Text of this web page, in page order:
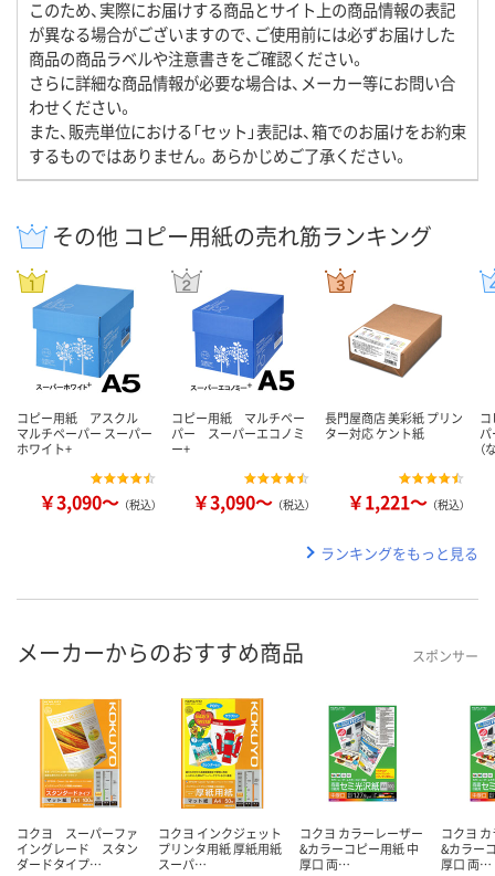
このため、実際にお届けする商品とサイト上の商品情報の表記
が異なる場合がございますので、ご使用前には必ずお届けした
商品の商品ラベルや注意書きをご確認ください。
さらに詳細な商品情報が必要な場合は、メーカー等にお問い合
わせください。
また、販売単位における「セット」表記は、箱でのお届けをお約束
するものではありません。あらかじめご了承ください。
その他 コピー用紙の売れ筋ランキング
コピー用紙 アスクル
マルチペーパー スーパー
ホワイト+
￥3,090～ （税込）
コピー用紙 マルチペー
パー スーパーエコノミ
ー+
￥3,090～ （税込）
長門屋商店 美彩紙 プリン
ター対応 ケント紙
￥1,221～ （税込）
ランキングをもっと見る
メーカーからのおすすめ商品 スポンサー
コクヨ スーパーファ
イングレード スタン
ダードタイプ…
コクヨ インクジェット
プリンタ用紙 厚紙用紙
スーパ…
コクヨ カラーレーザー
&カラーコピー用紙 中
厚口 両…
コクヨ
&カラー
厚口 両…